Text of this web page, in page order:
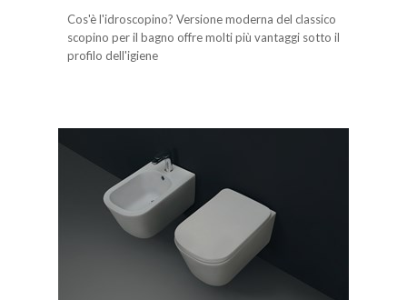
Cos'è l'idroscopino? Versione moderna del classico
scopino per il bagno offre molti più vantaggi sotto il
profilo dell'igiene